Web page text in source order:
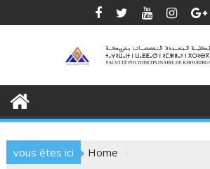
to
vous êtes ici
Home